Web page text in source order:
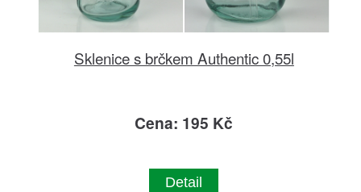
Sklenice s brčkem Authentic 0,55l
Cena: 195 Kč
Detail